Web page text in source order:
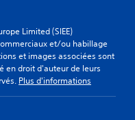
Limited (SIEE)
et/ou habillage
et images associées sont
en droit d'auteur de leurs
Plus d'informations